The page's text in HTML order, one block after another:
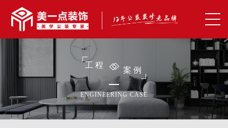
工程
案例
ENGINEERING CASE